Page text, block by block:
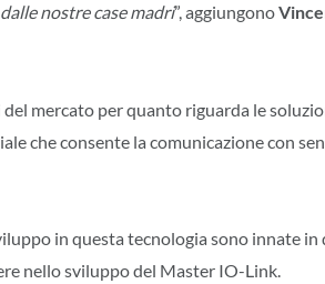
nostre case madri”, aggiungono
mercato per quanto riguarda le
che consente la comunicazione con
in questa tecnologia sono innate
nello sviluppo del Master IO-Link.